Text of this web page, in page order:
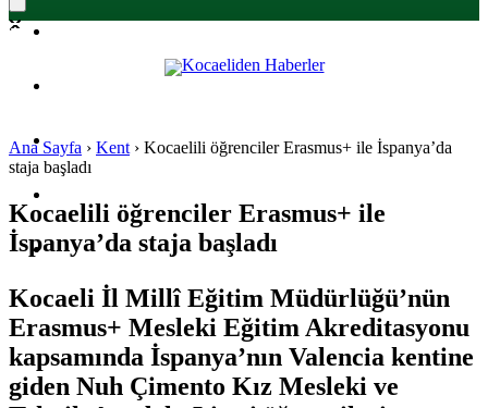
SPOR
SAĞLIK
Ana Sayfa › Kent › Kocaelili öğrenciler Erasmus+ ile İspanya’da
staja başladı
Kocaelili öğrenciler Erasmus+ ile
İspanya’da staja başladı
Kocaeli İl Millî Eğitim Müdürlüğü’nün
Erasmus+ Mesleki Eğitim Akreditasyonu
kapsamında İspanya’nın Valencia kentine
giden Nuh Çimento Kız Mesleki ve